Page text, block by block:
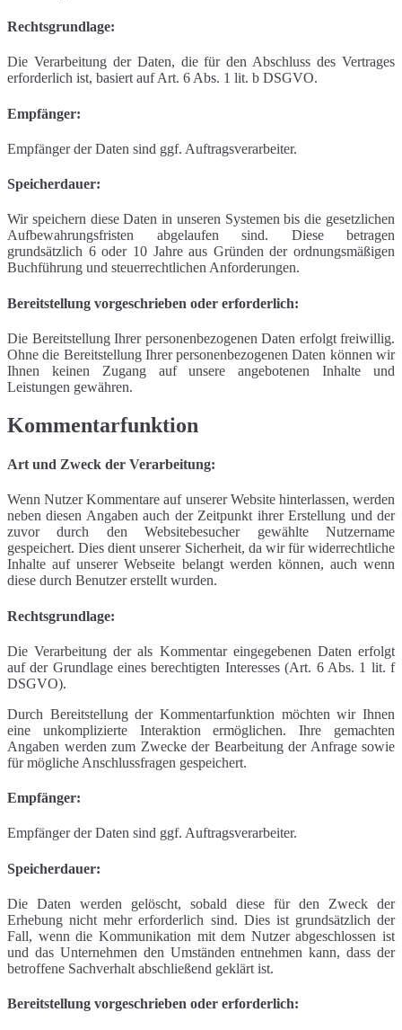
Rechtsgrundlage:
Die Verarbeitung der Daten, die für den Abschluss des Vertrages
erforderlich ist, basiert auf Art. 6 Abs. 1 lit. b DSGVO.
Empfänger:
Empfänger der Daten sind ggf. Auftragsverarbeiter.
Speicherdauer:
Wir speichern diese Daten in unseren Systemen bis die gesetzlichen
Aufbewahrungsfristen abgelaufen sind. Diese betragen
grundsätzlich 6 oder 10 Jahre aus Gründen der ordnungsmäßigen
Buchführung und steuerrechtlichen Anforderungen.
Bereitstellung vorgeschrieben oder erforderlich:
Die Bereitstellung Ihrer personenbezogenen Daten erfolgt freiwillig.
Ohne die Bereitstellung Ihrer personenbezogenen Daten können wir
Ihnen keinen Zugang auf unsere angebotenen Inhalte und
Leistungen gewähren.
Kommentarfunktion
Art und Zweck der Verarbeitung:
Wenn Nutzer Kommentare auf unserer Website hinterlassen, werden
neben diesen Angaben auch der Zeitpunkt ihrer Erstellung und der
zuvor durch den Websitebesucher gewählte Nutzername
gespeichert. Dies dient unserer Sicherheit, da wir für widerrechtliche
Inhalte auf unserer Webseite belangt werden können, auch wenn
diese durch Benutzer erstellt wurden.
Rechtsgrundlage:
Die Verarbeitung der als Kommentar eingegebenen Daten erfolgt
auf der Grundlage eines berechtigten Interesses (Art. 6 Abs. 1 lit. f
DSGVO).
Durch Bereitstellung der Kommentarfunktion möchten wir Ihnen
eine unkomplizierte Interaktion ermöglichen. Ihre gemachten
Angaben werden zum Zwecke der Bearbeitung der Anfrage sowie
für mögliche Anschlussfragen gespeichert.
Empfänger:
Empfänger der Daten sind ggf. Auftragsverarbeiter.
Speicherdauer:
Die Daten werden gelöscht, sobald diese für den Zweck der
Erhebung nicht mehr erforderlich sind. Dies ist grundsätzlich der
Fall, wenn die Kommunikation mit dem Nutzer abgeschlossen ist
und das Unternehmen den Umständen entnehmen kann, dass der
betroffene Sachverhalt abschließend geklärt ist.
Bereitstellung vorgeschrieben oder erforderlich: